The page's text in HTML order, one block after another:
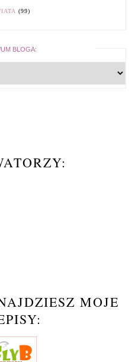
(99)
BLOGA:
MOJE